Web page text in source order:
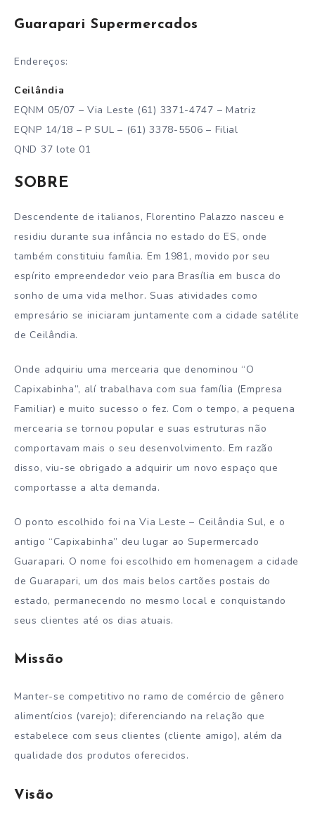
Guarapari Supermercados
Endereços:
Ceilândia
EQNM 05/07 – Via Leste (61) 3371-4747 – Matriz
EQNP 14/18 – P SUL – (61) 3378-5506 – Filial
QND 37 lote 01
SOBRE
Descendente de italianos, Florentino Palazzo nasceu e
residiu durante sua infância no estado do ES, onde
também constituiu família. Em 1981, movido por seu
espírito empreendedor veio para Brasília em busca do
sonho de uma vida melhor. Suas atividades como
empresário se iniciaram juntamente com a cidade satélite
de Ceilândia.
Onde adquiriu uma mercearia que denominou “O
Capixabinha”, alí trabalhava com sua família (Empresa
Familiar) e muito sucesso o fez. Com o tempo, a pequena
mercearia se tornou popular e suas estruturas não
comportavam mais o seu desenvolvimento. Em razão
disso, viu-se obrigado a adquirir um novo espaço que
comportasse a alta demanda.
O ponto escolhido foi na Via Leste – Ceilândia Sul, e o
antigo “Capixabinha” deu lugar ao Supermercado
Guarapari. O nome foi escolhido em homenagem a cidade
de Guarapari, um dos mais belos cartões postais do
estado, permanecendo no mesmo local e conquistando
seus clientes até os dias atuais.
Missão
Manter-se competitivo no ramo de comércio de gênero
alimentícios (varejo); diferenciando na relação que
estabelece com seus clientes (cliente amigo), além da
qualidade dos produtos oferecidos.
Visão